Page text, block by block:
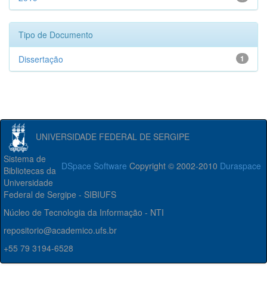
Tipo de Documento
1
Dissertação
UNIVERSIDADE FEDERAL DE SERGIPE
DSpace Software Copyright © 2002-2010 Duraspace
Sistema de
Bibliotecas da
Universidade
Federal de Sergipe - SIBIUFS
Núcleo de Tecnologia da Informação - NTI
repositorio@academico.ufs.br
+55 79 3194-6528